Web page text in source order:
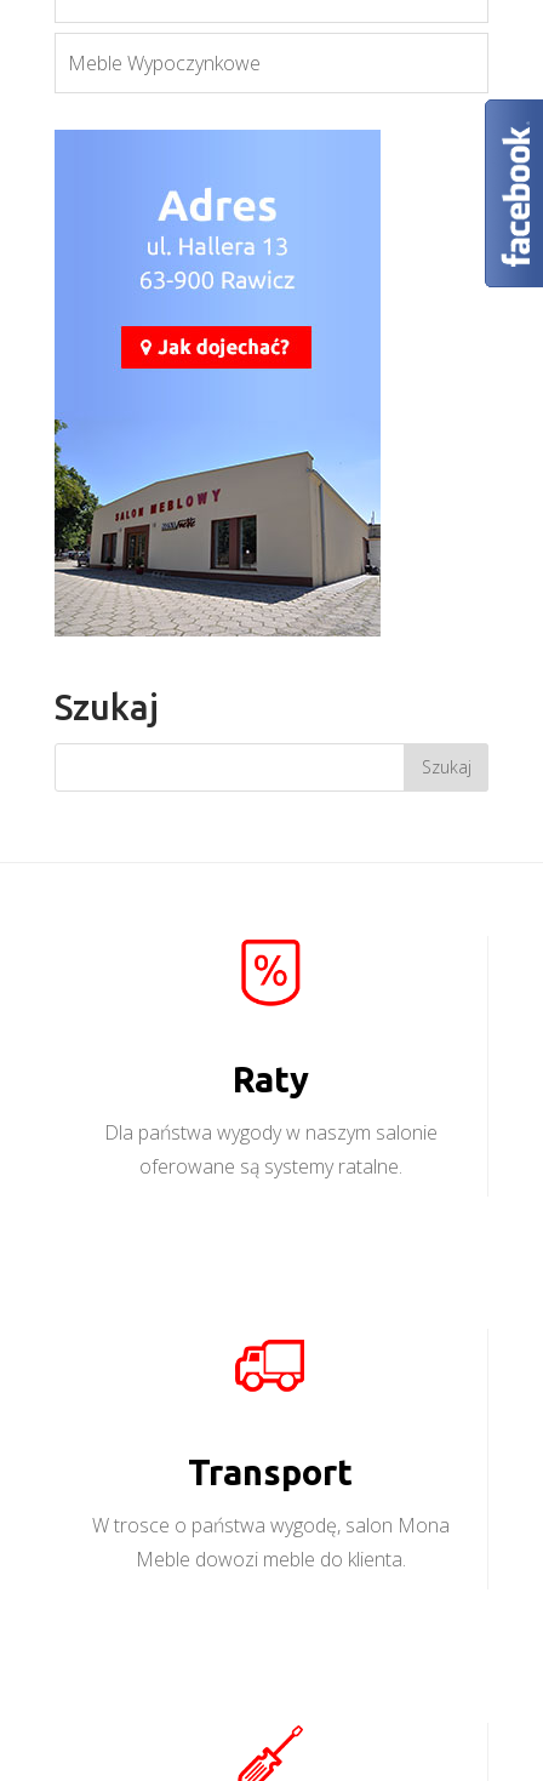
Meble Wypoczynkowe
Szukaj
Raty
Dla państwa wygody w naszym salonie
oferowane są systemy ratalne.
Transport
W trosce o państwa wygodę, salon Mona
Meble dowozi meble do klienta.